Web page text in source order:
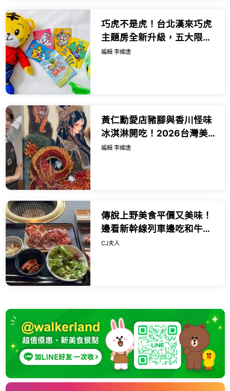
巧虎不是虎！台北漢來巧虎
主題房全新升級，五大限定
好康一泊二食豪華全攻略。
編輯 李維唐
黃仁勳愛店豬腳與香川怪味
冰淇淋開吃！2026台灣美
食展世貿登場，星級飯店餐
編輯 李維唐
傳說上野美食平價又美味！
邊看新幹線列車邊吃和牛燒
肉，一份千日圓出頭就能吃
CJ夫人